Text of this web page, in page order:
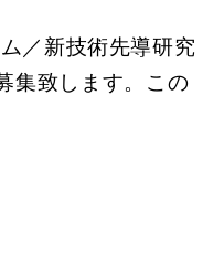
／新技術先導研究
集致します。この